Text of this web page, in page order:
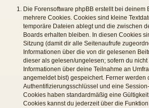
Die Forensoftware phpBB erstellt bei deinem
mehrere Cookies. Cookies sind kleine
temporäre Dateien ablegt und die zwischen
Boards erhalten bleiben. In diesen Cookies
Sitzung (damit dir alle Seitenaufrufe
Informationen über die von dir gelesenen
dieser als gelesen/ungelesen; sofern du
Informationen über deine Teilnahme an
angemeldet bist) gespeichert. Ferner werden
Authentifizierungsschlüssel und eine
Cookies haben standardmäßig eine
Cookies kannst du jederzeit über die